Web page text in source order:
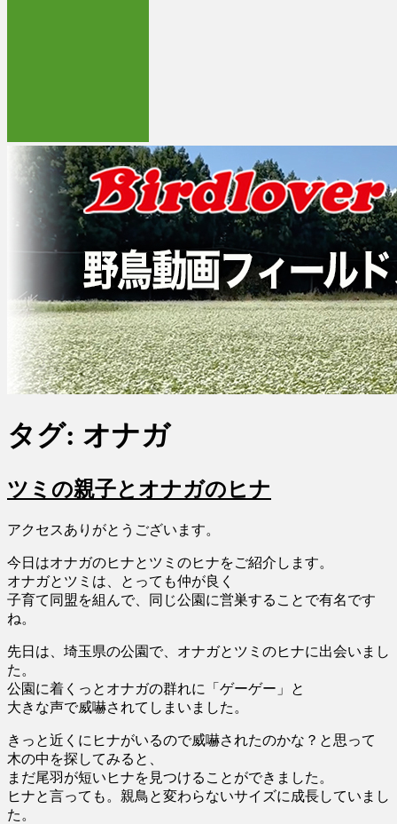
ツ
ッ
野鳥動画フィールドノート
野鳥動画をブログで公開しています。
タグ: オナガ
ツミの親子とオナガのヒナ
アクセスありがとうございます。
今日はオナガのヒナとツミのヒナをご紹介します。
オナガとツミは、とっても仲が良く
子育て同盟を組んで、同じ公園に営巣することで有名です
ね。
先日は、埼玉県の公園で、オナガとツミのヒナに出会いまし
た。
公園に着くっとオナガの群れに「ゲーゲー」と
大きな声で威嚇されてしまいました。
きっと近くにヒナがいるので威嚇されたのかな？と思って
木の中を探してみると、
まだ尾羽が短いヒナを見つけることができました。
ヒナと言っても。親鳥と変わらないサイズに成長していまし
た。